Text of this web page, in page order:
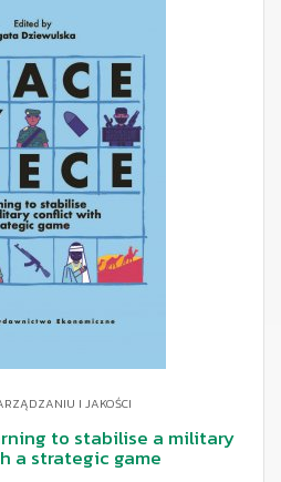
I JAKOŚCI
to stabilise a military
a strategic game